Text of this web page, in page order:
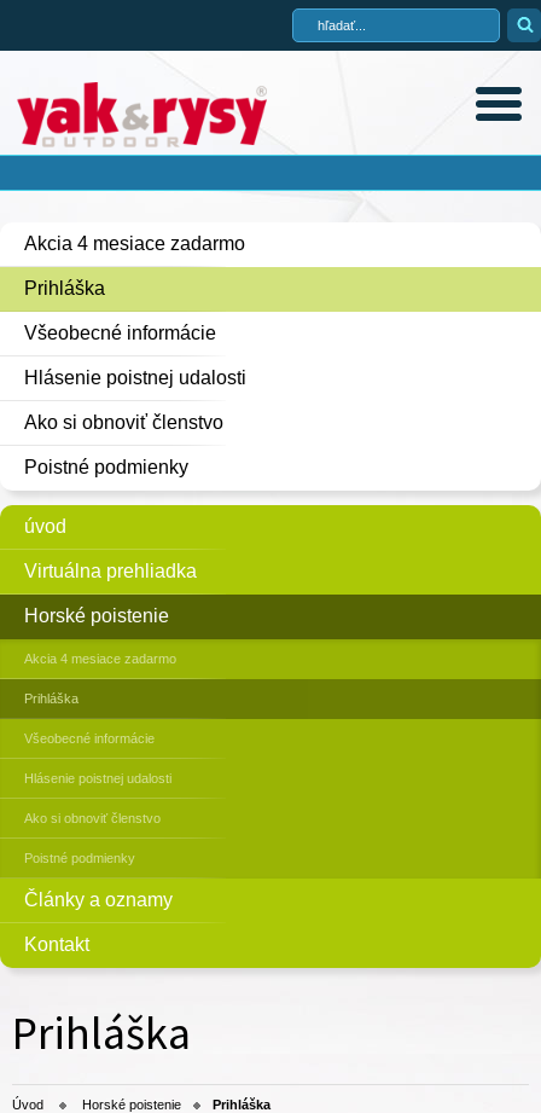
Akcia 4 mesiace zadarmo
Prihláška
Všeobecné informácie
Hlásenie poistnej udalosti
Ako si obnoviť členstvo
Poistné podmienky
úvod
Virtuálna prehliadka
Horské poistenie
Akcia 4 mesiace zadarmo
Prihláška
Všeobecné informácie
Hlásenie poistnej udalosti
Ako si obnoviť členstvo
Poistné podmienky
Články a oznamy
Kontakt
Prihláška
Úvod Horské poistenie Prihláška